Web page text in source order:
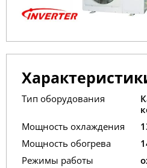
Тип оборудования
Мощность охлаждения
Мощность обогрева
Режимы работы